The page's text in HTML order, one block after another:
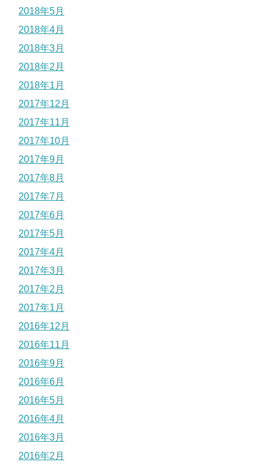
2018年5月
2018年4月
2018年3月
2018年2月
2018年1月
2017年12月
2017年11月
2017年10月
2017年9月
2017年8月
2017年7月
2017年6月
2017年5月
2017年4月
2017年3月
2017年2月
2017年1月
2016年12月
2016年11月
2016年9月
2016年6月
2016年5月
2016年4月
2016年3月
2016年2月